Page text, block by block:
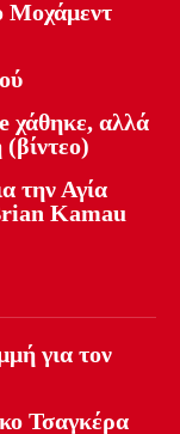
Μοχάμεντ
χάθηκε, αλλά
την Αγία
Kamau
για τον
Τσαγκέρα